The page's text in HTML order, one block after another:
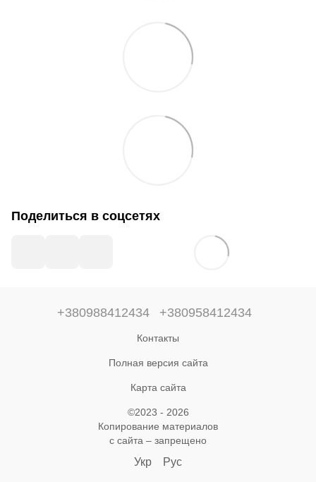
Поделиться в соцсетях
+380988412434 +380958412434
Контакты
Полная версия сайта
Карта сайта
©2023 - 2026
Копирование материалов
с сайта – запрещено
Укр Рус